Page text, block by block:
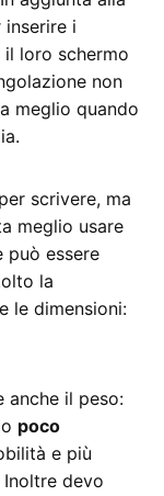
i
loro schermo
non
meglio quando
scrivere, ma
meglio usare
può essere
la
le dimensioni:
anche il peso:
poco
e più
devo